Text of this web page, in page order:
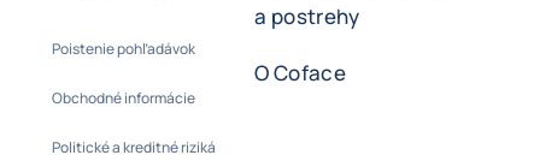
Poistenie pohľadávok
Obchodné informácie
Politické a kreditné riziká
a postrehy
O Coface